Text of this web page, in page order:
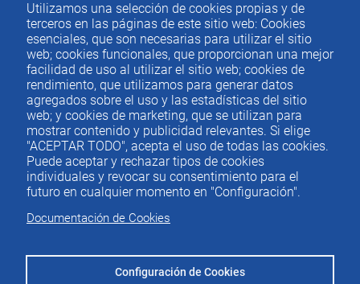
Utilizamos una selección de cookies propias y de
terceros en las páginas de este sitio web: Cookies
esenciales, que son necesarias para utilizar el sitio
web; cookies funcionales, que proporcionan una mejor
facilidad de uso al utilizar el sitio web; cookies de
rendimiento, que utilizamos para generar datos
agregados sobre el uso y las estadísticas del sitio
web; y cookies de marketing, que se utilizan para
mostrar contenido y publicidad relevantes. Si elige
"ACEPTAR TODO", acepta el uso de todas las cookies.
Puede aceptar y rechazar tipos de cookies
individuales y revocar su consentimiento para el
futuro en cualquier momento en "Configuración".
Documentación de Cookies
Configuración de Cookies
Menú
del
pie
Contacto
Menu
footer
ACTUALIDAD
IEE
PUBLICACIONES
IDEAS Y PENSAMIENTO
PREMIOS IEE
CONTACTO